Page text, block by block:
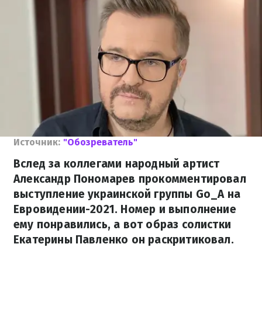
Источник: "Обозреватель"
Вслед за коллегами народный артист
Александр Пономарев прокомментировал
выступление украинской группы Go_A на
Евровидении-2021. Номер и выполнение
ему понравились, а вот образ солистки
Екатерины Павленко он раскритиковал.